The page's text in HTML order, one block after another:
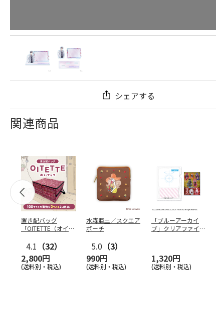
シェアする
関連商品
置き配バッグ
「OITETTE（オイテ
4.1 （32）
2,800円
(送料別・税込)
水森亜土／スクエア
ポーチ
5.0 （3）
990円
(送料別・税込)
「ブルーアーカイ
ブ」クリアファイル
1,320円
(送料別・税込)